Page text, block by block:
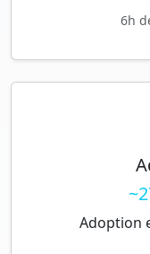
6h
Adoption